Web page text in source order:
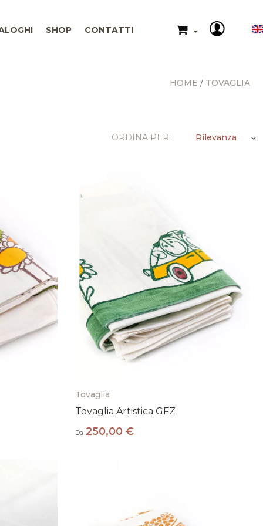
SHOP CONTATTI
HOME TOVAGLIA
ORDINA PER: Rilevanza
Tovaglia
Tovaglia Artistica GFZ
Da 250,00 €